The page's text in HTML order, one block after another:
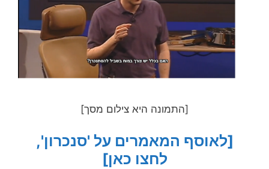
[התמונה היא צילום מסך]
[לאוסף המאמרים על 'סנכרון',
לחצו כאן]